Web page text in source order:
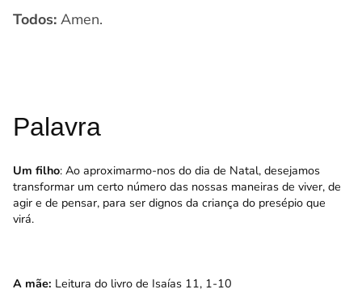
Todos: Amen.
Palavra
Um filho: Ao aproximarmo-nos do dia de Natal, desejamos
transformar um certo número das nossas maneiras de viver, de
agir e de pensar, para ser dignos da criança do presépio que
virá.
A mãe: Leitura do livro de Isaías 11, 1-10